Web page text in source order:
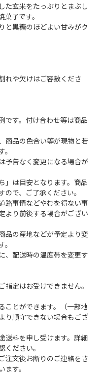
た玄米をたっぷりとまぶし
子です。
と黒糖のほどよい甘みがク
れや欠けはご容赦くださ
です。付け合わせ等は商品
商品の色合い等が現物と若
予告なく変更になる場合が
」は目安となります。商品
で、ご了承ください。
路事情などやむを得ない事
より前後する場合がござい
品の産地などが予定より変
、配送時の温度帯を変更す
定はお受けできません。
ことができます。（一部地
り順守できない場合もござ
送料を申し受けます。詳細
ください。
注文後お断りのご連絡をさ
す。